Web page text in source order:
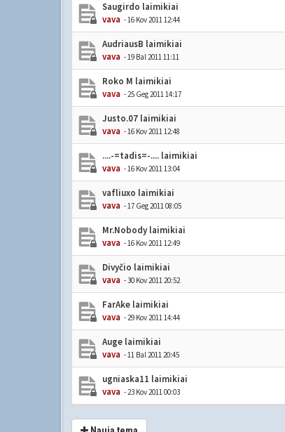
Saugirdo laimikiai
vava - 16 Kov 2011 12:44
AudriausB laimikiai
vava - 19 Bal 2011 11:11
Roko M laimikiai
vava - 25 Geg 2011 14:17
Justo.07 laimikiai
vava - 16 Kov 2011 12:48
....-=tadis=-.... laimikiai
vava - 16 Kov 2011 13:04
vafliuxo laimikiai
vava - 17 Geg 2011 08:05
Mr.Nobody laimikiai
vava - 16 Kov 2011 12:49
Divyčio laimikiai
vava - 30 Kov 2011 20:52
FarAke laimikiai
vava - 29 Kov 2011 14:44
Auge laimikiai
vava - 11 Bal 2011 20:45
ugniaska11 laimikiai
vava - 23 Kov 2011 00:03